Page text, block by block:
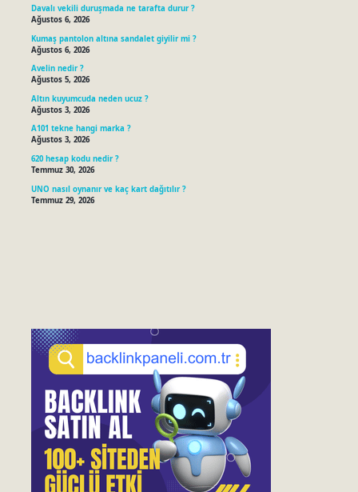
Davalı vekili duruşmada ne tarafta durur ?
Ağustos 6, 2026
Kumaş pantolon altına sandalet giyilir mi ?
Ağustos 6, 2026
Avelin nedir ?
Ağustos 5, 2026
Altın kuyumcuda neden ucuz ?
Ağustos 3, 2026
A101 tekne hangi marka ?
Ağustos 3, 2026
620 hesap kodu nedir ?
Temmuz 30, 2026
UNO nasıl oynanır ve kaç kart dağıtılır ?
Temmuz 29, 2026